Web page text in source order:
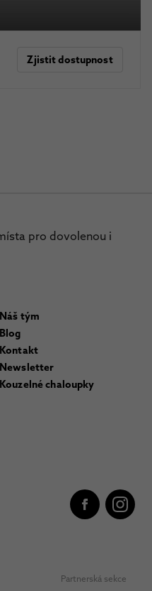
Zjistit dostupnost
pro dovolenou i
Náš tým
Blog
Kontakt
Newsletter
Kouzelné chaloupky
Partnerská sekce